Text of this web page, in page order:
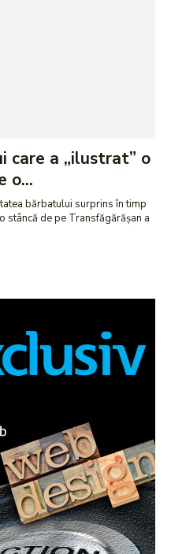
care a „ilustrat” o
o...
bărbatului surprins în timp
stâncă de pe Transfăgărășan a